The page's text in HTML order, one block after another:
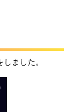
ました。